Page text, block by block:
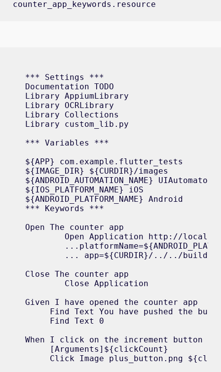
counter_app_keywords.resource
*** Settings ***
Documentation TODO
Library AppiumLibrary
Library OCRLibrary
Library Collections
Library custom_lib.py
*** Variables ***
${APP} com.example.flutter_tests
${IMAGE_DIR} ${CURDIR}/images
${ANDROID_AUTOMATION_NAME} UIAutomator2
${IOS_PLATFORM_NAME} iOS
${ANDROID_PLATFORM_NAME} Android
*** Keywords ***
Open The counter app
Close The counter app
Given I have opened the counter app
Find Text You have pushed the
     Find Text 0
When I click on the increment button
     [Arguments]${clickCount}
Click Image plus_button.png